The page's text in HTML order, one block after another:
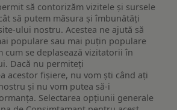
să contorizăm vizitele și sursele
să putem măsura și îmbunătăți
ului nostru. Acestea ne ajută să
populare sau mai puțin populare
cum se deplasează vizitatorii în
Dacă nu permiteți
acestor fișiere, nu vom ști când ați
și nu vom putea să-i
Selectarea opțiunii generale